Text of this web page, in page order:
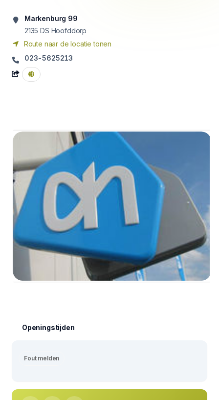
Markenburg 99
2135 DS Hoofddorp
Route naar de locatie tonen
023-5625213
Openingstijden
Fout melden